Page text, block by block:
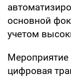
основной
учетом
Мероприятие
цифровая